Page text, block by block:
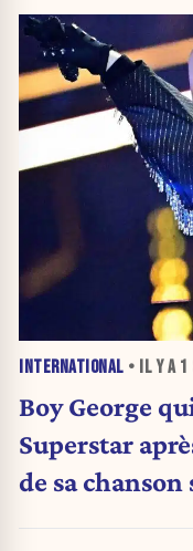
INTERNATIONAL • IL Y A 1
Boy George
Superstar
de sa